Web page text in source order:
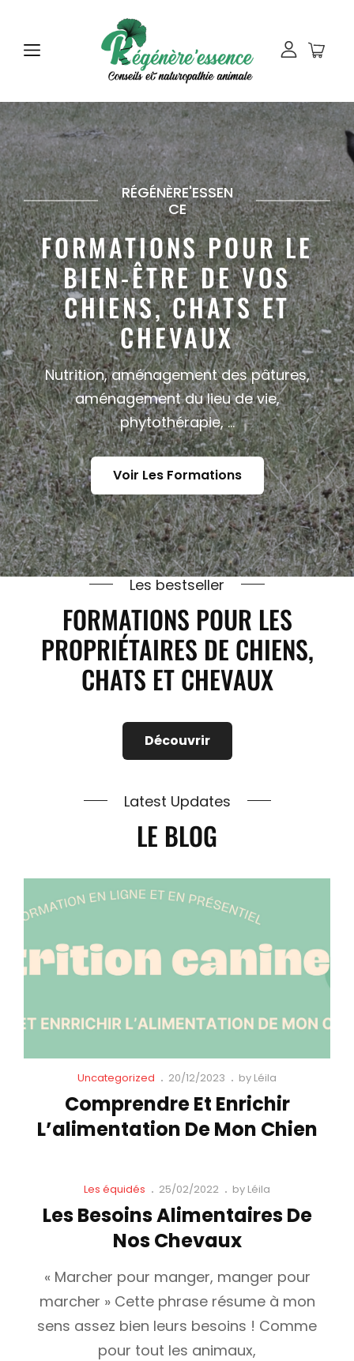
RÉGÉNÈRE'ESSEN
CE
FORMATIONS POUR LE
BIEN-ÊTRE DE VOS
CHIENS, CHATS ET
CHEVAUX
Nutrition, aménagement des pâtures,
aménagement du lieu de vie,
phytothérapie, ...
Voir Les FormationsVoir
Les
Formations
Les bestseller
FORMATIONS POUR LES
PROPRIÉTAIRES DE CHIENS,
CHATS ET CHEVAUX
Découvrir
Latest Updates
LE BLOG
Cat
Uncategorized
Posted
on
20/12/2023 by Léila
Comprendre Et Enrichir
L’alimentation De Mon Chien
Cat
Les équidés
Posted
25/02/2022 by Léila
Les Besoins Alimentaires De
Nos Chevaux
« Marcher pour manger, manger pour
marcher » Cette phrase résume à mon
sens assez bien leurs besoins ! Comme
pour tout les animaux,